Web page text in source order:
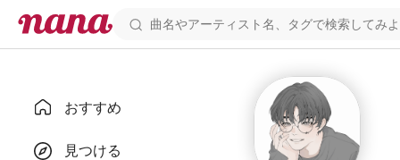
おすすめ
見つける
黒井↯︎